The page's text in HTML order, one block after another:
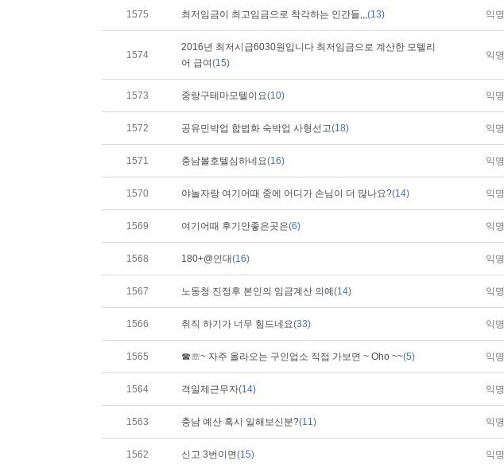
1575 최저임금이 최고임금으로 착각하는 인간들,,,(13) 익명
1574
2016년 최저시급6030원입니다 최저임금으로 계산한 모텔리
어 급여(15)
익명
1573 중랑구테마모텔이요(10) 익명
1572 공유민박업 합법화 숙박업 사형선고(18) 익명
1571 충남볼호텔심하네요(16) 익명
1570 야놀자랑 여기어때 중에 어디가 손님이 더 많나요?(14) 익명
1569 여기어때 후기안좋은곳은(6) 익명
1568 180+@인대(16) 익명
1567 노동청 진정후 본인의 임금계산 의예 (14) 익명
1566 취직 하기가 너무 힘드네요(33) 익명
1565 ☎☏~ 자주 올라오는 구인업소 직접 가보면 ~ Oho ~~(5) 익명
1564 격일제근무자(14) 익명
1563 충남 예산 혹시 일해보신분?(11) 익명
1562 신고 3번이면(15) 익명